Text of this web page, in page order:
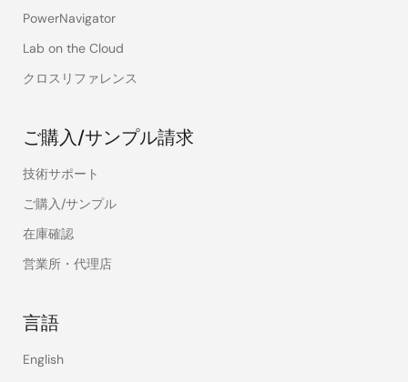
PowerNavigator
Lab on the Cloud
クロスリファレンス
ご購入/サンプル請求
技術サポート
ご購入/サンプル
在庫確認
営業所・代理店
言語
English